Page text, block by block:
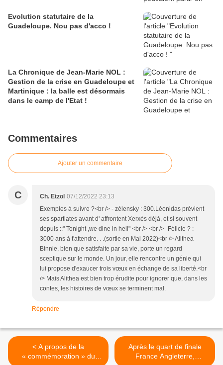
Evolution statutaire de la
Guadeloupe. Nou pas d'acco !
La Chronique de Jean-Marie NOL :
Gestion de la crise en Guadeloupe et
Martinique : la balle est désormais
dans le camp de l'Etat !
Commentaires
Ajouter un commentaire
C Ch. Etzol 07/12/2022 23:13
Exemples à suivre ?<br /> - zélensky : 300.Léonidas prévient
ses spartiates avant d' affrontent Xerxès déjà, et si souvent
depuis ::" Tonight ,we dine in hell" <br /> <br /> -Félicie ? :
3000 ans à t'attendre. . .(sortie en Mai 2022)<br /> Alithea
Binnie, bien que satisfaite par sa vie, porte un regard
sceptique sur le monde. Un jour, elle rencontre un génie qui
lui propose d'exaucer trois vœux en échange de sa liberté.<br
/> Mais Alithea est bien trop érudite pour ignorer que, dans les
contes, les histoires de vœux se terminent mal.
Répondre
< A propos de la
« commémoration » du
Après le quart de finale
France Angleterre,